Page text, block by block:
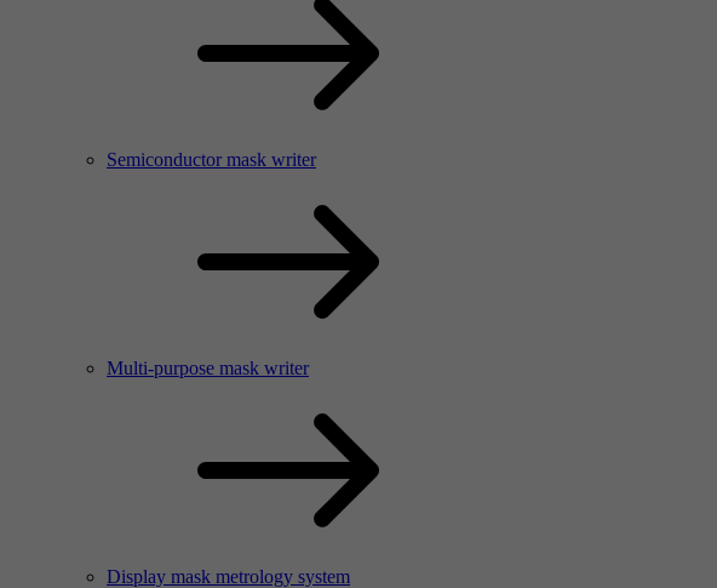
Semiconductor mask writer
Multi-purpose mask writer
Display mask metrology system